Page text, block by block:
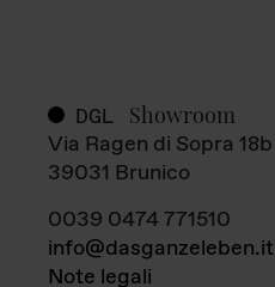
DGL Showroom
Via Ragen di Sopra 18b
39031 Brunico
0039 0474 771510
info@dasganzeleben.it
Note legali